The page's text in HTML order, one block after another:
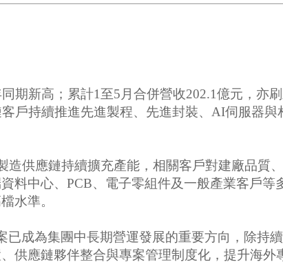
期新高；累計1至5月合併營收202.1億元，亦
戶持續推進先進製程、先進封裝、AI伺服器與
供應鏈持續擴充產能，相關客戶對建廠品質
料中心、PCB、電子零組件及一般產業客戶等
水準。
成為集團中長期營運發展的重要方向，除持
供應鏈夥伴整合與專案管理制度化，提升海外